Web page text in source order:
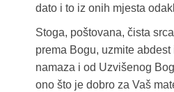
dato i to iz onih mjesta
Stoga, poštovana, čista
prema Bogu, uzmite
namaza i od Uzvišenog
ono što je dobro za Vaš